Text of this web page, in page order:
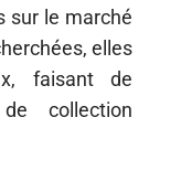
sur le marché
elles
faisant de
collection